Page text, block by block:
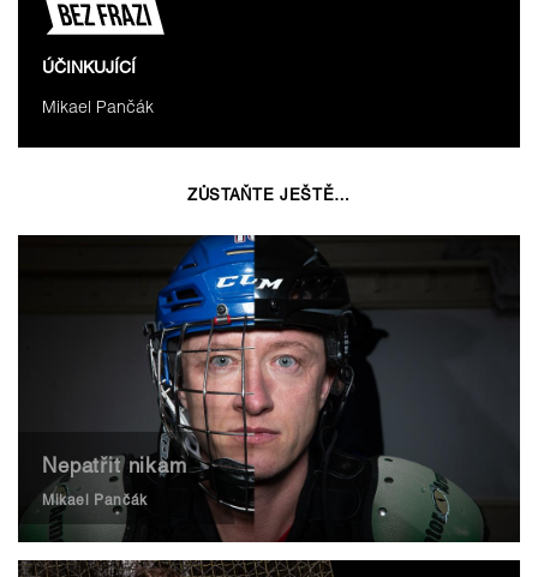
ÚČINKUJÍCÍ
Mikael Pančák
ZŮSTAŇTE JEŠTĚ…
Nepatřit nikam
Mikael Pančák